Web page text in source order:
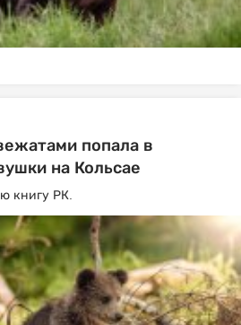
попала в
на Кольсае
книгу РК.